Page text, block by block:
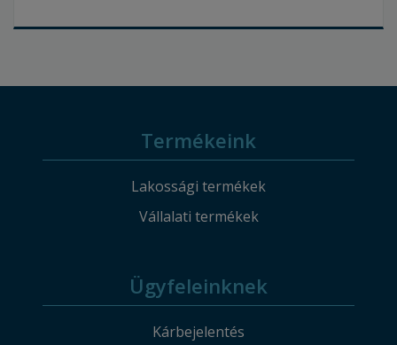
Termékeink
Lakossági termékek
Vállalati termékek
Ügyfeleinknek
Kárbejelentés